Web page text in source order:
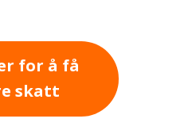
for å få
skatt